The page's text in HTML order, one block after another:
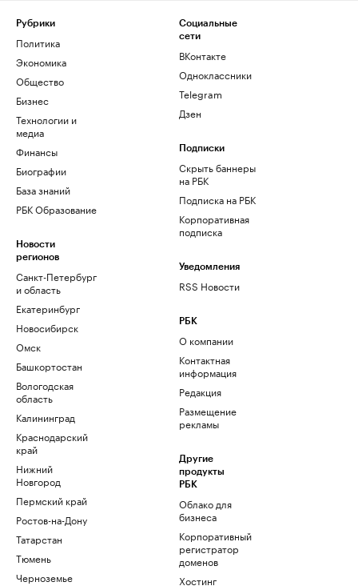
Рубрики
Политика
Экономика
Общество
Бизнес
Технологии и
медиа
Финансы
Биографии
База знаний
РБК Образование
Новости
регионов
Санкт-Петербург
и область
Екатеринбург
Новосибирск
Омск
Башкортостан
Вологодская
область
Калининград
Краснодарский
край
Нижний
Новгород
Пермский край
Ростов-на-Дону
Татарстан
Тюмень
Черноземье
Социальные
сети
ВКонтакте
Одноклассники
Telegram
Дзен
Подписки
Скрыть баннеры
на РБК
Подписка на РБК
Корпоративная
подписка
Уведомления
RSS Новости
РБК
О компании
Контактная
информация
Редакция
Размещение
рекламы
Другие
продукты
РБК
Облако для
бизнеса
Корпоративный
регистратор
доменов
Хостинг